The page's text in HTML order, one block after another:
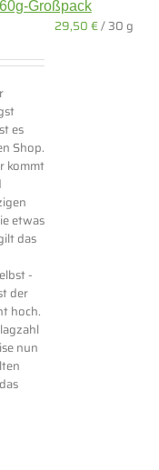
Großpack
29,50€/30 g
es
Shop.
kommt
etwas
das
-
der
hoch.
nun